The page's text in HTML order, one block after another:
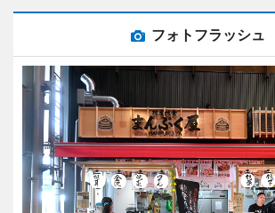
フォトフラッシュ